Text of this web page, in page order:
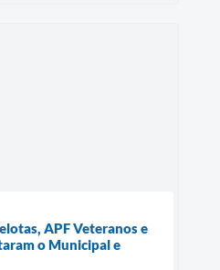
APF Veteranos e
o Municipal e